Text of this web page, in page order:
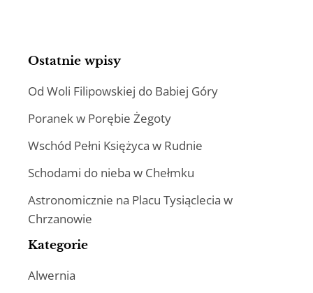
Ostatnie wpisy
Od Woli Filipowskiej do Babiej Góry
Poranek w Porębie Żegoty
Wschód Pełni Księżyca w Rudnie
Schodami do nieba w Chełmku
Astronomicznie na Placu Tysiąclecia w
Chrzanowie
Kategorie
Alwernia